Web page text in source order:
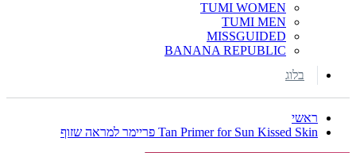
TUMI WOMEN
TUMI MEN
MISSGUIDED
BANANA REPUBLIC
בלוג
ראשי
Tan Primer for Sun Kissed Skin פריימר למראה שזוף